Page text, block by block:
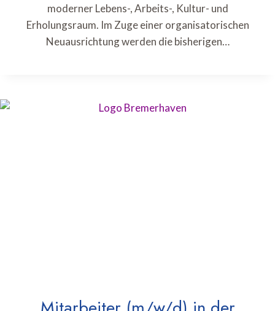
moderner Lebens-, Arbeits-, Kultur- und
Erholungsraum. Im Zuge einer organisatorischen
Neuausrichtung werden die bisherigen…